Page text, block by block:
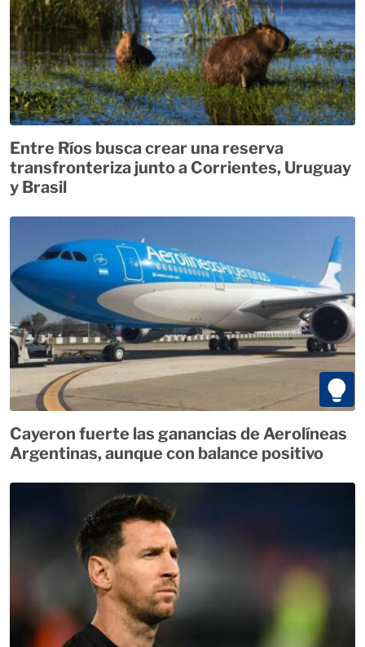
Entre Ríos busca crear una reserva
transfronteriza junto a Corrientes, Uruguay
y Brasil
Cayeron fuerte las ganancias de Aerolíneas
Argentinas, aunque con balance positivo